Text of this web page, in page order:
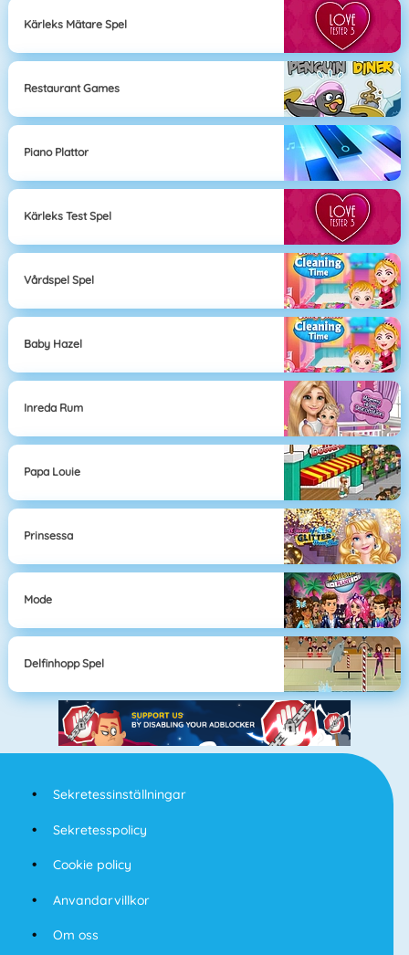
Kärleks Mätare Spel
Restaurant Games
Piano Plattor
Kärleks Test Spel
Vårdspel Spel
Baby Hazel
Inreda Rum
Papa Louie
Prinsessa
Mode
Delfinhopp Spel
Sekretessinställningar
Sekretesspolicy
Cookie policy
Anvandarvillkor
Om oss